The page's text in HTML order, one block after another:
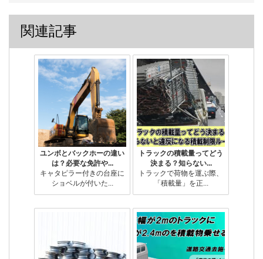
関連記事
ユンボとバックホーの違い
は？必要な免許や...
キャタピラー付きの台座に
ショベルが付いた...
トラックの積載量ってどう
決まる？知らない...
トラックで荷物を運ぶ際、
「積載量」を正...